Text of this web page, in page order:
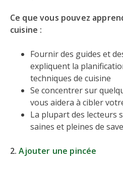
Ce que vous pouvez
cuisine :
Fournir des guides et
expliquent la
techniques de cuisine
Se concentrer sur
vous aidera à cibler
La plupart des lecteurs
saines et pleines de
2.Ajouter une pincée